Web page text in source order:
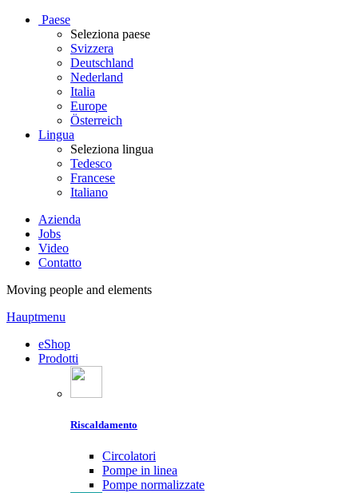
Paese
Seleziona paese
Svizzera
Deutschland
Nederland
Italia
Europe
Österreich
Lingua
Seleziona lingua
Tedesco
Francese
Italiano
Azienda
Jobs
Video
Contatto
Moving people and elements
Hauptmenu
eShop
Prodotti
Riscaldamento
Circolatori
Pompe in linea
Pompe normalizzate